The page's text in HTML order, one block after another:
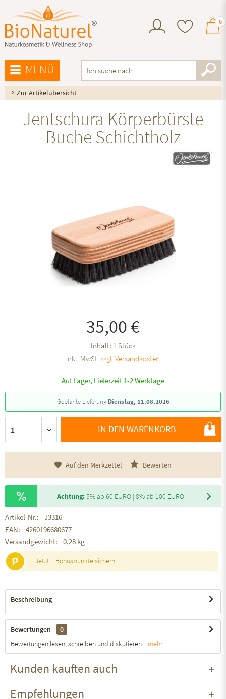
0
MENÜ
« Zur Artikelübersicht
Jentschura Körperbürste
Buche Schichtholz
35,00 €
Inhalt: 1 Stück
inkl. MwSt.zzgl. Versandkosten
Auf Lager, Lieferzeit 1-2 Werktage
Geplante Lieferung Dienstag, 11.08.2026
IN DEN WARENKORB
Auf den Merkzettel Bewerten
Achtung:5% ab 60 EURO | 8% ab 100 EURO
Artikel-Nr.:
J3316
EAN:
4260196680677
Versandgewicht:
0,28 kg
P Jetzt Bonuspunkte sichern
Beschreibung
Bewertungen
0
Bewertungen lesen, schreiben und diskutieren... mehr
Kunden kauften auch
Empfehlungen